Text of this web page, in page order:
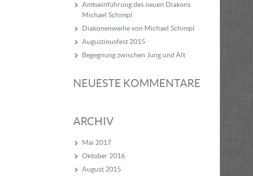
Amtseinführung des neuen Diakons
Michael Schimpl
Diakonenweihe von Michael Schimpl
Augustinusfest 2015
Begegnung zwischen Jung und Alt
NEUESTE KOMMENTARE
ARCHIV
Mai 2017
Oktober 2016
August 2015